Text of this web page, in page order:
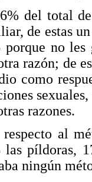
del total
de estas
porque no
razón; de
como
razones.
respecto al
las píldoras,
ningún